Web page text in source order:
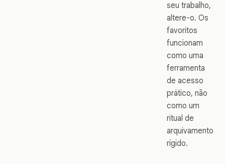
seu trabalho,
altere-o. Os
favoritos
funcionam
como uma
ferramenta
de acesso
prático, não
como um
ritual de
arquivamento
rígido.